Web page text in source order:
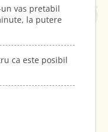
vas pretabil
la putere
ca este posibil